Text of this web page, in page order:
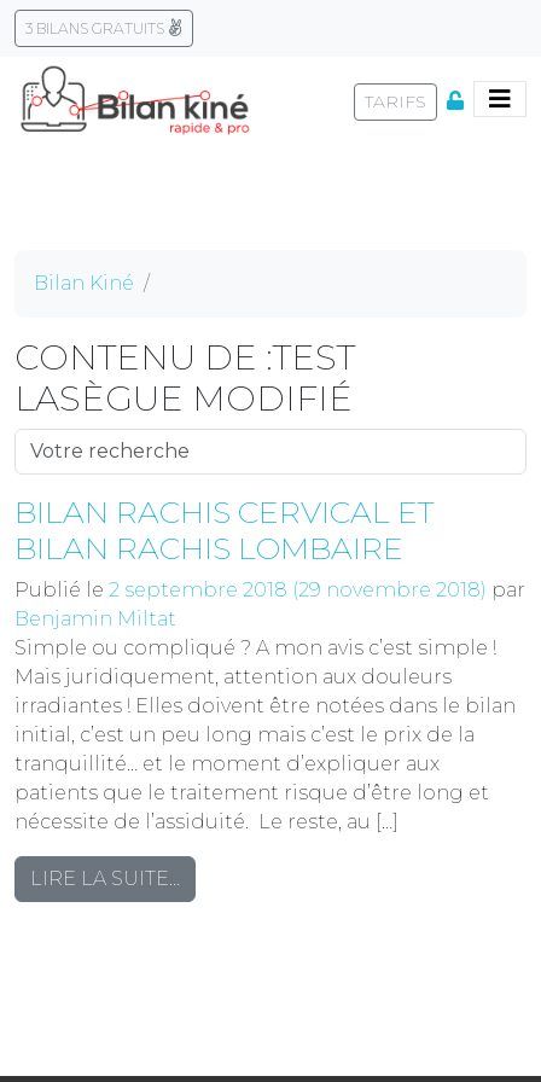
3 BILANS GRATUITS
content
TARIFS
Bilan Kiné
CONTENU DE :TEST
LASÈGUE MODIFIÉ
BILAN RACHIS CERVICAL ET
BILAN RACHIS LOMBAIRE
Publié le 2 septembre 2018 (29 novembre 2018) par
Benjamin Miltat
Simple ou compliqué ? A mon avis c’est simple !
Mais juridiquement, attention aux douleurs
irradiantes ! Elles doivent être notées dans le bilan
initial, c’est un peu long mais c’est le prix de la
tranquillité… et le moment d’expliquer aux
patients que le traitement risque d’être long et
nécessite de l’assiduité. Le reste, au […]
LIRE LA SUITE…
BILAN